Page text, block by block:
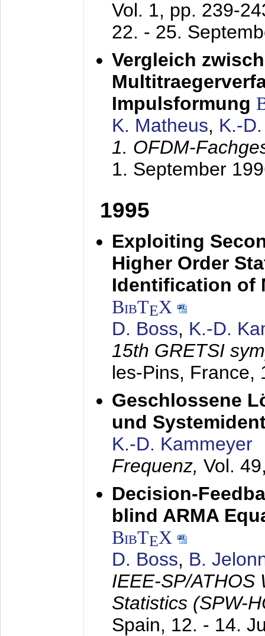
Vol. 1, pp. 239-
22. - 25.
Vergleich
Impulsformung
K. Matheus, K.-
1. OFDM-
1. September
1995
Exploiting
Higher Order
Identification of
BibTEX
D. Boss, K.-D.
15th GRETSI
les-Pins, France,
Geschlossene
und
K.-D. Kammeyer
Frequenz, Vol.
Decision-
blind ARMA
BibTEX
D. Boss, B.
IEEE-SP/ATHOS
Statistics (SPW-
Spain, 12. - 14.